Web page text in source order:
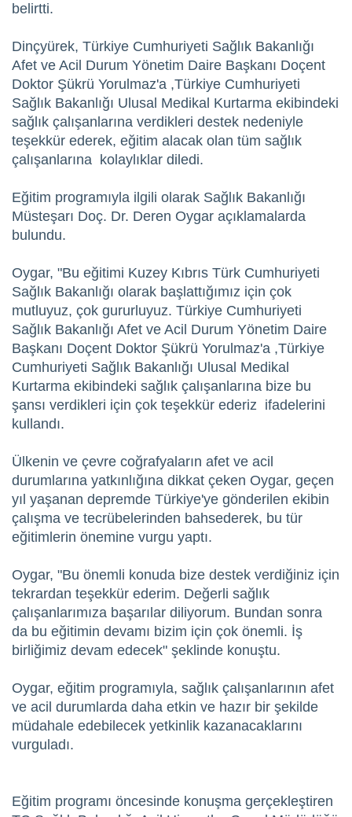
belirtti.
Dinçyürek, Türkiye Cumhuriyeti Sağlık Bakanlığı
Afet ve Acil Durum Yönetim Daire Başkanı Doçent
Doktor Şükrü Yorulmaz'a ,Türkiye Cumhuriyeti
Sağlık Bakanlığı Ulusal Medikal Kurtarma ekibindeki
sağlık çalışanlarına verdikleri destek nedeniyle
teşekkür ederek, eğitim alacak olan tüm sağlık
çalışanlarına kolaylıklar diledi.
Eğitim programıyla ilgili olarak Sağlık Bakanlığı
Müsteşarı Doç. Dr. Deren Oygar açıklamalarda
bulundu.
Oygar, "Bu eğitimi Kuzey Kıbrıs Türk Cumhuriyeti
Sağlık Bakanlığı olarak başlattığımız için çok
mutluyuz, çok gururluyuz. Türkiye Cumhuriyeti
Sağlık Bakanlığı Afet ve Acil Durum Yönetim Daire
Başkanı Doçent Doktor Şükrü Yorulmaz'a ,Türkiye
Cumhuriyeti Sağlık Bakanlığı Ulusal Medikal
Kurtarma ekibindeki sağlık çalışanlarına bize bu
şansı verdikleri için çok teşekkür ederiz ifadelerini
kullandı.
Ülkenin ve çevre coğrafyaların afet ve acil
durumlarına yatkınlığına dikkat çeken Oygar, geçen
yıl yaşanan depremde Türkiye'ye gönderilen ekibin
çalışma ve tecrübelerinden bahsederek, bu tür
eğitimlerin önemine vurgu yaptı.
Oygar, "Bu önemli konuda bize destek verdiğiniz için
tekrardan teşekkür ederim. Değerli sağlık
çalışanlarımıza başarılar diliyorum. Bundan sonra
da bu eğitimin devamı bizim için çok önemli. İş
birliğimiz devam edecek" şeklinde konuştu.
Oygar, eğitim programıyla, sağlık çalışanlarının afet
ve acil durumlarda daha etkin ve hazır bir şekilde
müdahale edebilecek yetkinlik kazanacaklarını
vurguladı.
Eğitim programı öncesinde konuşma gerçekleştiren